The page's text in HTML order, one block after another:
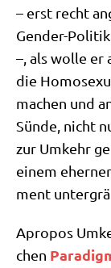
– erst recht
Gen­der-
–, als wol­le er
die
machen und
Sün­de, nicht
zur Umkehr
einem
ment
Apro­pos
chen